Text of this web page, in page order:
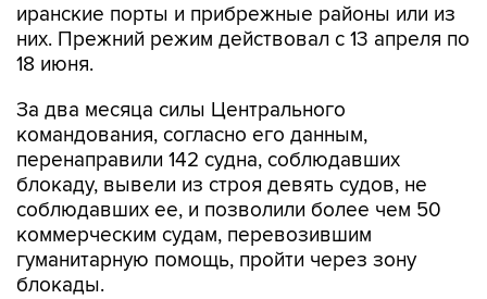
иранские порты и прибрежные районы или из
них. Прежний режим действовал с 13 апреля по
18 июня.
За два месяца силы Центрального
командования, согласно его данным,
перенаправили 142 судна, соблюдавших
блокаду, вывели из строя девять судов, не
соблюдавших ее, и позволили более чем 50
коммерческим судам, перевозившим
гуманитарную помощь, пройти через зону
блокады.